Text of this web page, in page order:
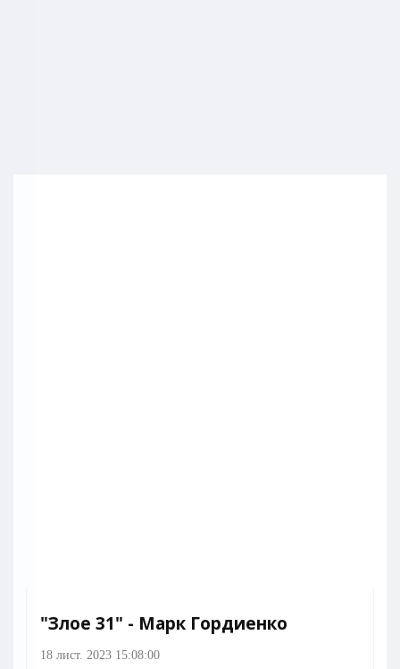
"Злое 31" - Марк Гордиенко
18 лист. 2023 15:08:00